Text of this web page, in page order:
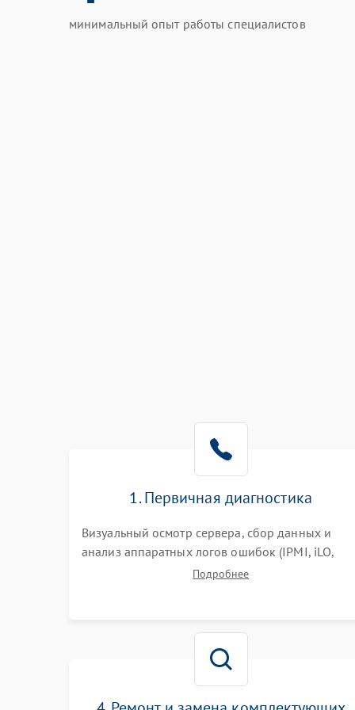
минимальный опыт работы специалистов
1. Первичная диагностика
Визуальный осмотр сервера, сбор данных и
анализ аппаратных логов ошибок (IPMI, iLO,
iDRAC). Проверка цепей питания и базовой
Подробнее